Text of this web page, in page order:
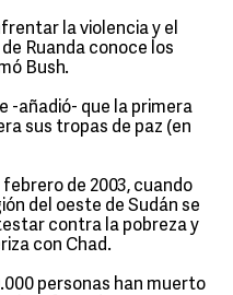
la violencia y el
Ruanda conoce los
Bush.
-añadió- que la primera
sus tropas de paz (en
de 2003, cuando
del oeste de Sudán se
contra la pobreza y
con Chad.
personas han muerto